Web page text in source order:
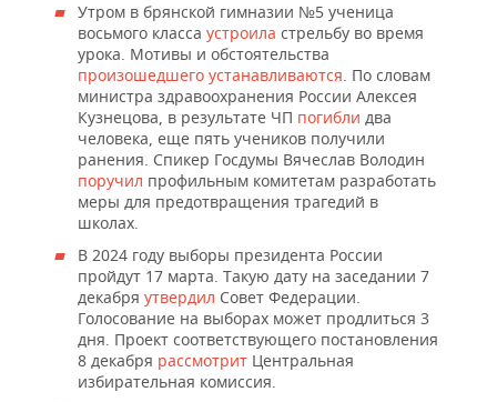
ОТКРЫТАЯ ЛЕКЦИЯ
БАСКЕТБОЛ
ВОЛЕЙБОЛ
КИБЕРСПОРТ
ФИГУРНОЕ КАТАНИЕ
ВОДНЫЕ ВИДЫ СПОРТА
ХОККЕЙ С МЯЧОМ
ИНФРАСТРУКТУРА
ИСТОРИЯ
КУЛЬТУРА
МЕДИЦИНА
ОБРАЗОВАНИЕ
ПРОИСШЕСТВИЯ
СПРАВОЧНИК
СПИСОК ПЕРСОН
СПИСОК КОМПАНИЙ
ПОЛНАЯ ВЕРСИЯ
Утром в брянской гимназии №5 ученица
восьмого класса устроила стрельбу во время
урока. Мотивы и обстоятельства
произошедшего устанавливаются. По словам
министра здравоохранения России Алексея
Кузнецова, в результате ЧП погибли два
человека, еще пять учеников получили
ранения. Спикер Госдумы Вячеслав Володин
поручил профильным комитетам разработать
меры для предотвращения трагедий в
школах.
В 2024 году выборы президента России
пройдут 17 марта. Такую дату на заседании 7
декабря утвердил Совет Федерации.
Голосование на выборах может продлиться 3
дня. Проект соответствующего постановления
8 декабря рассмотрит Центральная
избирательная комиссия.